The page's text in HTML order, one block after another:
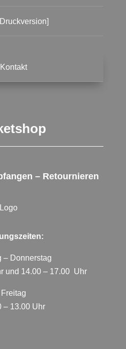
Kontakt
– Retournieren
– Donnerstag
und 14.00 – 17.00 Uhr
Freitag
– 13.00 Uhr